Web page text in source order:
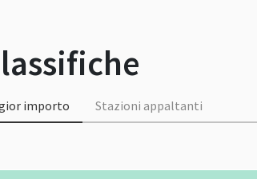
importo Stazioni appaltanti